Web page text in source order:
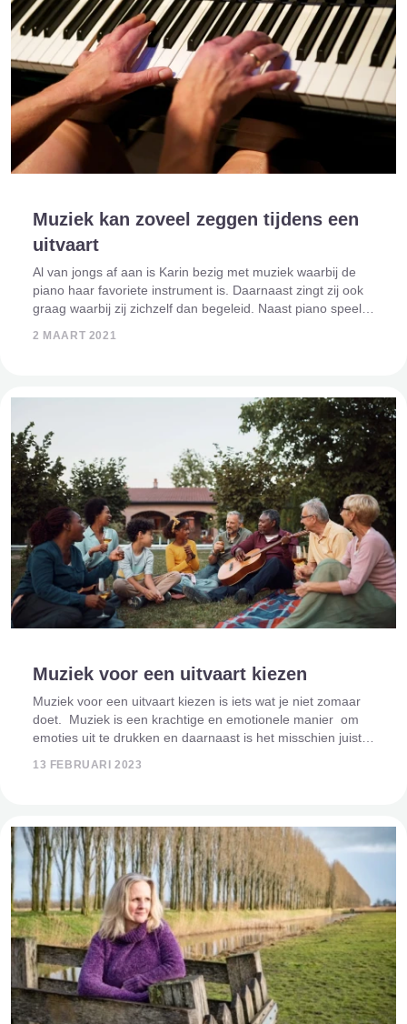
Muziek kan zoveel zeggen tijdens een
uitvaart
Al van jongs af aan is Karin bezig met muziek waarbij de
piano haar favoriete instrument is. Daarnaast zingt zij ook
graag waarbij zij zichzelf dan begeleid. Naast piano speelt
2 MAART 2021
Muziek voor een uitvaart kiezen
Muziek voor een uitvaart kiezen is iets wat je niet zomaar
doet. Muziek is een krachtige en emotionele manier om
emoties uit te drukken en daarnaast is het misschien juist
13 FEBRUARI 2023